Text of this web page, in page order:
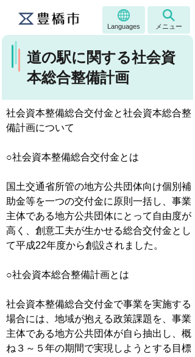
Languages メニュー
道の駅に関する社会資
本総合整備計画
社会資本整備総合交付金と社会資本総合整
備計画について
○社会資本整備総合交付金とは
国土交通省所管の地方公共団体向け個別補
助金等を一つの交付金に原則一括し、事業
主体である地方公共団体にとって自由度が
高く、創意工夫が生かせる総合交付金とし
て平成22年度から創設されました。
○社会資本総合整備計画とは
社会資本整備総合交付金で事業を実施する
場合には、地域が抱える政策課題を、事業
主体である地方公共団体が自ら抽出し、概
ね３～５年の期間で実現しようとする目標